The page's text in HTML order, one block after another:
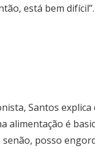
está bem difícil”.
Santos
alimentação é
posso